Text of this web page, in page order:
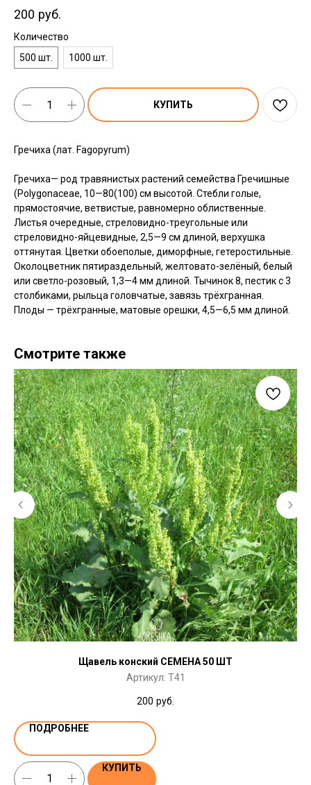
200 руб.
Количество
500 шт.
1000 шт.
КУПИТЬ
Гречиха (лат. Fagopyrum)
Гречиха— род травянистых растений семейства Гречишные
(Polygonaceae, 10—80(100) см высотой. Стебли голые,
прямостоячие, ветвистые, равномерно облиственные.
Листья очередные, стреловидно-треугольные или
стреловидно-яйцевидные, 2,5—9 см длиной, верхушка
оттянутая. Цветки обоеполые, диморфные, гетеростильные.
Околоцветник пятираздельный, желтовато-зелёный, белый
или светло-розовый, 1,3—4 мм длиной. Тычинок 8, пестик с 3
столбиками, рыльца головчатые, завязь трёхгранная.
Плоды — трёхгранные, матовые орешки, 4,5—6,5 мм длиной.
Смотрите также
Щавель конский СЕМЕНА 50 ШТ
Артикул: T41
200 руб.
ПОДРОБНЕЕ
КУПИТЬ